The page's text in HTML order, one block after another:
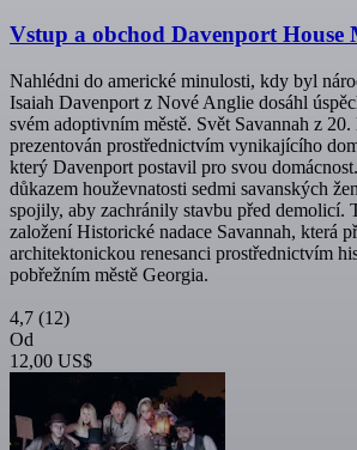
Vstup a obchod Davenport House
Nahlédni do americké minulosti, kdy byl
Isaiah Davenport z Nové Anglie dosáhl
svém adoptivním městě. Svět Savannah z
prezentován prostřednictvím vynikajícího
který Davenport postavil pro svou
důkazem houževnatosti sedmi savanských
spojily, aby zachránily stavbu před demolicí.
založení Historické nadace Savannah, která
architektonickou renesanci prostřednictvím
pobřežním městě Georgia.
4,7 (12)
Od
12,00 US$